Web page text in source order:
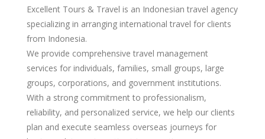
Excellent Tours & Travel is an Indonesian travel agency
specializing in arranging international travel for clients
from Indonesia.
We provide comprehensive travel management
services for individuals, families, small groups, large
groups, corporations, and government institutions.
With a strong commitment to professionalism,
reliability, and personalized service, we help our clients
plan and execute seamless overseas journeys for